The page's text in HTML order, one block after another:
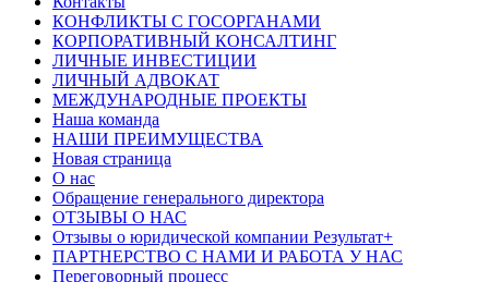
КОНФЛИКТЫ С ГОСОРГАНАМИ
КОРПОРАТИВНЫЙ КОНСАЛТИНГ
ЛИЧНЫЕ ИНВЕСТИЦИИ
ЛИЧНЫЙ АДВОКАТ
МЕЖДУНАРОДНЫЕ ПРОЕКТЫ
Наша команда
НАШИ ПРЕИМУЩЕСТВА
Новая страница
О нас
Обращение генерального директора
ОТЗЫВЫ О НАС
Отзывы о юридической компании Результат+
ПАРТНЕРСТВО С НАМИ И РАБОТА У НАС
Переговорный процесс